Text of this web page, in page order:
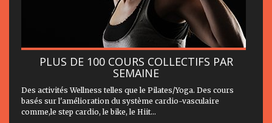
PLUS DE 100 COURS COLLECTIFS PAR
SEMAINE
Des activités Wellness telles que le Pilates/Yoga. Des cours
basés sur l'amélioration du système cardio-vasculaire
comme,le step cardio, le bike, le Hiit...